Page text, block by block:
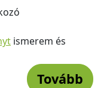
ismerem és
Tovább